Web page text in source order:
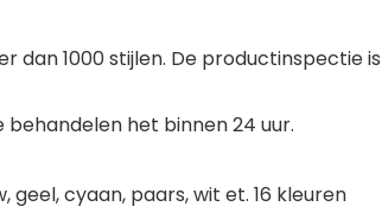
1000 stijlen. De productinspectie is
het binnen 24 uur.
geel, cyaan, paars, wit et. 16 kleuren